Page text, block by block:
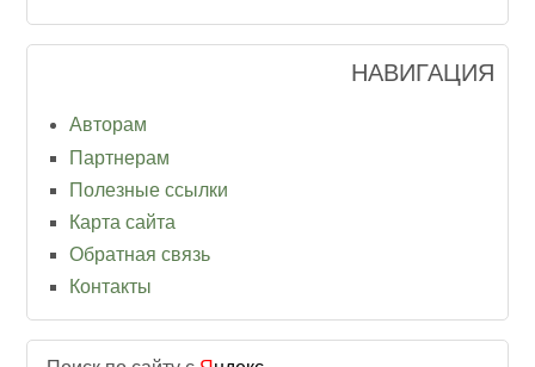
НАВИГАЦИЯ
Авторам
Партнерам
Полезные ссылки
Карта сайта
Обратная связь
Контакты